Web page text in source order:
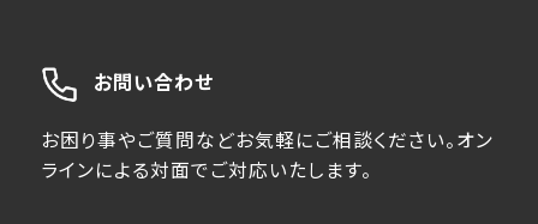
お問い合わせ
お困り事やご質問などお気軽にご相談ください。オン
ラインによる対面でご対応いたします。